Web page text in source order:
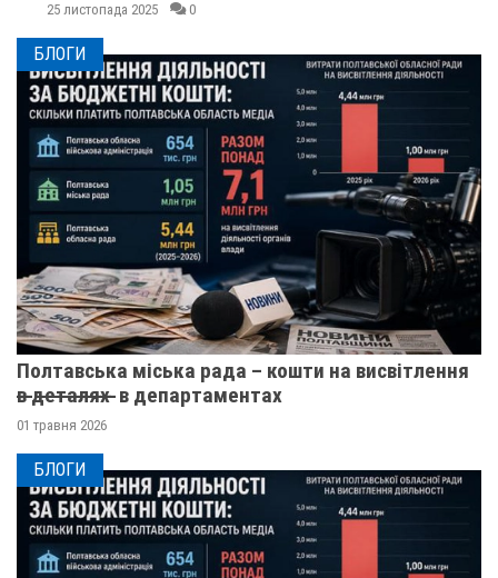
25 листопада 2025 0
БЛОГИ
Полтавська міська рада – кошти на висвітлення
в̶ ̶д̶е̶т̶а̶л̶я̶х̶ ̶ в департаментах
01 травня 2026
БЛОГИ